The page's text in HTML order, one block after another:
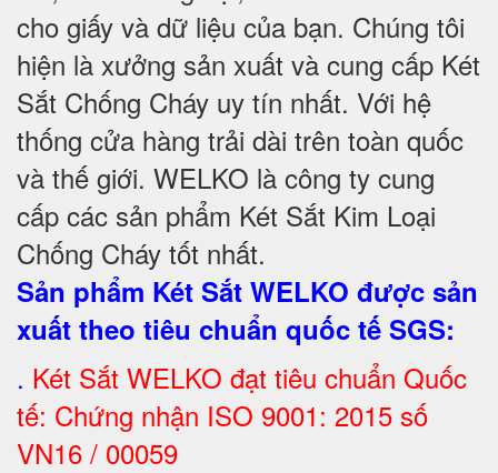
cho giấy và dữ liệu của bạn. Chúng tôi
hiện là xưởng sản xuất và cung cấp Két
Sắt Chống Cháy uy tín nhất. Với hệ
thống cửa hàng trải dài trên toàn quốc
và thế giới. WELKO là công ty cung
cấp các sản phẩm Két Sắt Kim Loại
Chống Cháy tốt nhất.
Sản phẩm Két Sắt WELKO được sản
xuất theo tiêu chuẩn quốc tế SGS:
. Két Sắt WELKO đạt tiêu chuẩn Quốc
tế: Chứng nhận ISO 9001: 2015 số
VN16 / 00059